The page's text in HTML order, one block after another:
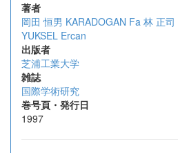
著者
岡田 恒男 KARADOGAN Fa 林 正司
YUKSEL Ercan
出版者
芝浦工業大学
雑誌
国際学術研究
巻号頁・発行日
1997